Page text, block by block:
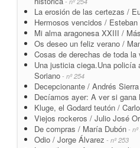
La erosión de las certezas /
Hermosos vencidos /
Mi alma aragonesa XXIII /
Os deseo un feliz verano /
Cosas de derechas de toda
Una justicia ciega.Una policía
Soriano - nº 254
Decepcionante / Andrés Sierra
Decíamos ayer: A ver si
Kluge, el Godard teutón /
Viejos rockeros / Julio José
De compras / María Dubón -
Odio / Jorge Álvarez - nº 253